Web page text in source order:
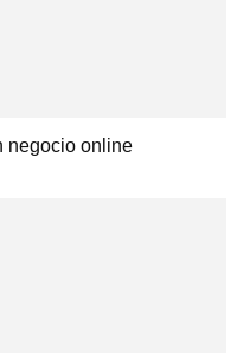
negocio online